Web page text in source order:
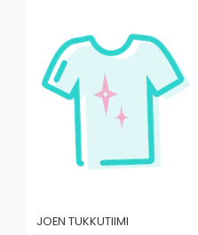
JOEN TUKKUTIIMI